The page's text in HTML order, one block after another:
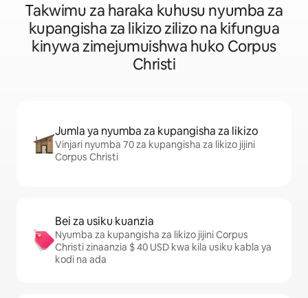
Takwimu za haraka kuhusu nyumba za
kupangisha za likizo zilizo na kifungua
kinywa zimejumuishwa huko Corpus
Christi
Jumla ya nyumba za kupangisha za likizo
Vinjari nyumba 70 za kupangisha za likizo jijini
Corpus Christi
Bei za usiku kuanzia
Nyumba za kupangisha za likizo jijini Corpus
Christi zinaanzia $ 40 USD kwa kila usiku kabla ya
kodi na ada